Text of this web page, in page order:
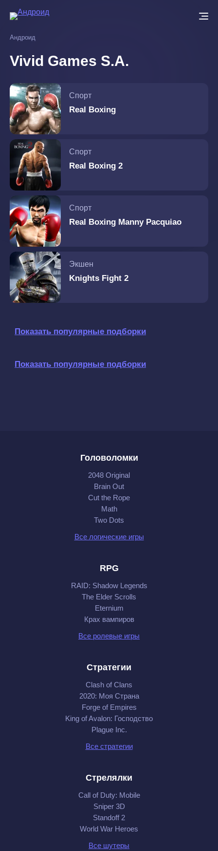
основному
Андроид
Vivid Games S.A.
Спорт
Real Boxing
Спорт
Real Boxing 2
Спорт
Real Boxing Manny Pacquiao
Экшен
Knights Fight 2
Показать популярные подборки
Показать популярные подборки
Головоломки
2048 Original
Brain Out
Cut the Rope
Math
Two Dots
Все логические игры
RPG
RAID: Shadow Legends
The Elder Scrolls
Eternium
Крах вампиров
Все ролевые игры
Стратегии
Clash of Clans
2020: Моя Cтрана
Forge of Empires
King of Avalon: Господство
Plague Inc.
Все стратегии
Стрелялки
Call of Duty: Mobile
Sniper 3D
Standoff 2
World War Heroes
Все шутеры